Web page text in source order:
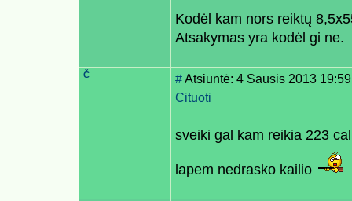
Kodėl kam nors reiktų
Atsakymas yra kodėl gi ne.
Č #Atsiuntė: 4 Sausis 2013 19:59
Cituoti
sveiki gal kam reikia 223
lapem nedrasko kailio